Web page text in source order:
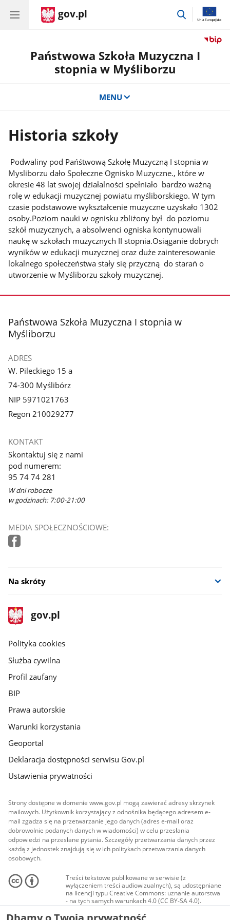
gov.pl
przejdź
Państwowa Szkoła Muzyczna I
stopnia w Myśliborzu
MENU
Historia szkoły
Podwaliny pod Pańśtwową Szkołę Muzyczną I stopnia w
Mysliborzu dało Społeczne Ognisko Muzyczne., które w
okresie 48 lat swojej działalności spełniało bardzo ważną
rolę w edukacji muzycznej powiatu myśliborskiego. W tym
czasie podstawowe wykształcenie muzyczne uzyskało 1302
osoby.Poziom nauki w ognisku zbliżony był do poziomu
szkół muzycznych, a absolwenci ogniska kontynuowali
naukę w szkołach muzycznych II stopnia.Osiąganie dobrych
wyników w edukacji muzycznej oraz duże zainteresowanie
lokalnego społeczeństwa stały się przyczną do starań o
utworzenie w Myśliborzu szkoły muzycznej.
stopka
Państwowa Szkoła Muzyczna I stopnia w
Myśliborzu
ADRES
W. Pileckiego 15 a
74-300 Myślibórz
NIP 5971021763
Regon 210029277
KONTAKT
Skontaktuj się z nami
pod numerem:
95 74 74 281
W dni robocze
w godzinach: 7:00-21:00
MEDIA SPOŁECZNOŚCIOWE:
Na skróty
stopka
gov.pl
Strona
gov.pl
gov.pl
Polityka cookies
Służba cywilna
Profil zaufany
BIP
Prawa autorskie
Warunki korzystania
Geoportal
Deklaracja dostępności serwisu Gov.pl
Ustawienia prywatności
Strony dostępne w domenie www.gov.pl mogą zawierać adresy skrzynek
mailowych. Użytkownik korzystający z odnośnika będącego adresem e-
mail zgadza się na przetwarzanie jego danych (adres e-mail oraz
dobrowolnie podanych danych w wiadomości) w celu przesłania
odpowiedzi na przesłane pytania. Szczegóły przetwarzania danych przez
każdą z jednostek znajdują się w ich politykach przetwarzania danych
osobowych.
Treści tekstowe publikowane w serwisie (z
wyłączeniem treści audiowizualnych), są udostępniane
na licencji typu Creative Commons: uznanie autorstwa
- na tych samych warunkach 4.0 (CC BY-SA 4.0).
Materiały audiowizualne, w tym zdjęcia, materiały
audio i wideo, są udostępniane na licencji typu